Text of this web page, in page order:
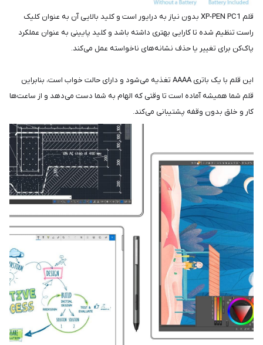
قلم XP-PEN PC1 بدون نیاز به درایور است و کلید بالایی آن به عنوان کلیک
راست تنظیم شده تا کارایی بهتری داشته باشد و کلید پایینی به عنوان عملکرد
پاک‌کن برای تغییر یا حذف نشانه‌های ناخواسته عمل می‌کند.
این قلم با یک باتری AAAA تغذیه می‌شود و دارای حالت خواب است، بنابراین
قلم شما همیشه آماده است تا وقتی که الهام به شما دست می‌دهد و از ساعت‌ها
کار و خلق بدون وقفه پشتیبانی می‌کند.